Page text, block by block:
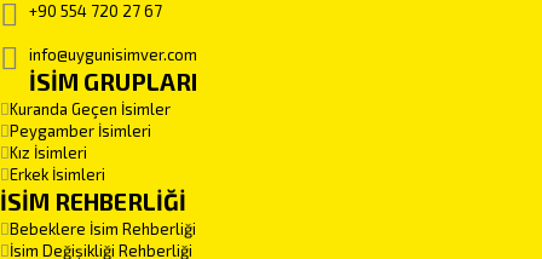
+90 554 720 27 67
info@uygunisimver.com
İSİM GRUPLARI
Kuranda Geçen İsimler
Peygamber İsimleri
Kız İsimleri
Erkek İsimleri
İSİM REHBERLİĞİ
Bebeklere İsim Rehberliği
İsim Değişikliği Rehberliği